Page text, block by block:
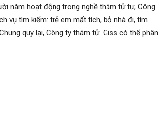
năm hoạt động trong nghề thám tử tư, Công
vụ tìm kiếm: trẻ em mất tích, bỏ nhà đi, tìm
quy lại, Công ty thám tử Giss có thể phân